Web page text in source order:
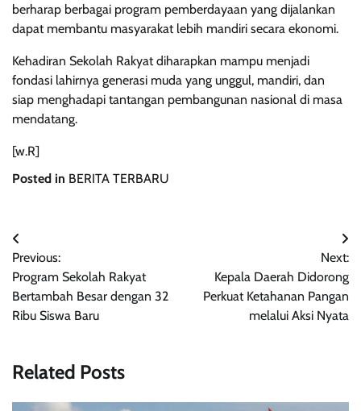
berharap berbagai program pemberdayaan yang dijalankan
dapat membantu masyarakat lebih mandiri secara ekonomi.
Kehadiran Sekolah Rakyat diharapkan mampu menjadi
fondasi lahirnya generasi muda yang unggul, mandiri, dan
siap menghadapi tantangan pembangunan nasional di masa
mendatang.
[w.R]
Posted in BERITA TERBARU
Post
navigation
Previous:
Program Sekolah Rakyat
Bertambah Besar dengan 32
Ribu Siswa Baru
Next:
Kepala Daerah Didorong
Perkuat Ketahanan Pangan
melalui Aksi Nyata
Related Posts